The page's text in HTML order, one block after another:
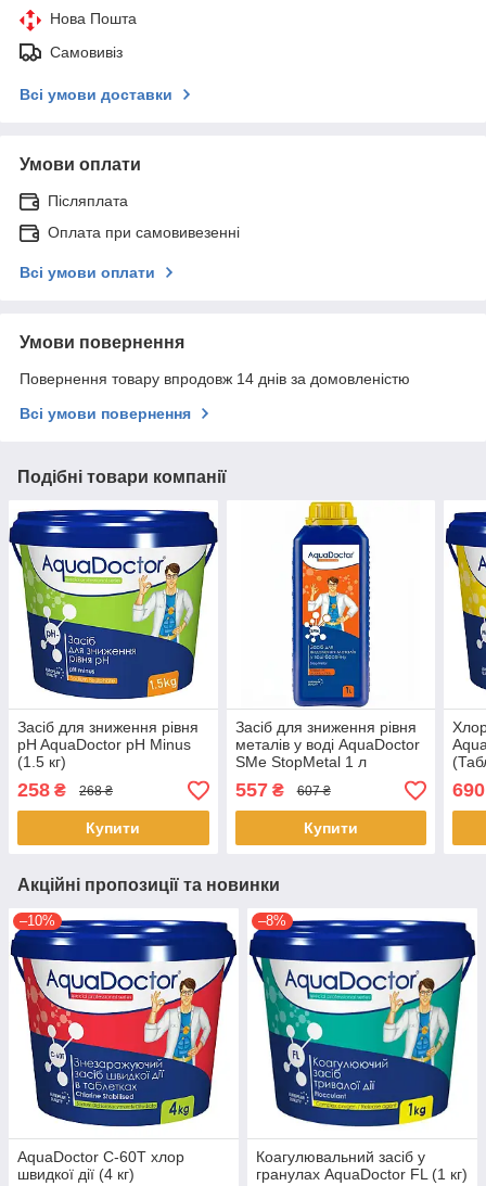
Нова Пошта
Самовивіз
Всі умови доставки
Умови оплати
Післяплата
Оплата при самовивезенні
Всі умови оплати
Умови повернення
Повернення товару впродовж 14 днів за домовленістю
Всі умови повернення
Подібні товари компанії
Засіб для зниження рівня
pH AquaDoctor pH Minus
(1.5 кг)
258 ₴ 268 ₴
Купити
Засіб для зниження рівня
металів у воді AquaDoctor
SMe StopMetal 1 л
557₴ 607 ₴
Купити
690
Акційні пропозиції та новинки
–10%
AquaDoctor C-60T хлор
швидкої дії (4 кг)
–8%
Коагулювальний засіб у
гранулах AquaDoctor FL (1 кг)